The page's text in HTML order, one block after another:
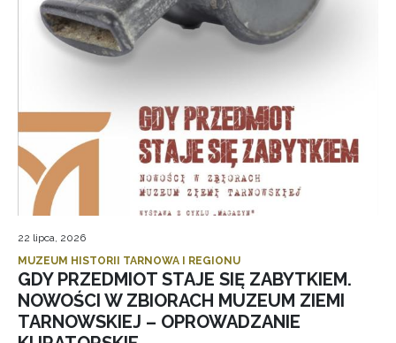
22 lipca, 2026
MUZEUM HISTORII TARNOWA I REGIONU
GDY PRZEDMIOT STAJE SIĘ ZABYTKIEM.
NOWOŚCI W ZBIORACH MUZEUM ZIEMI
TARNOWSKIEJ – OPROWADZANIE